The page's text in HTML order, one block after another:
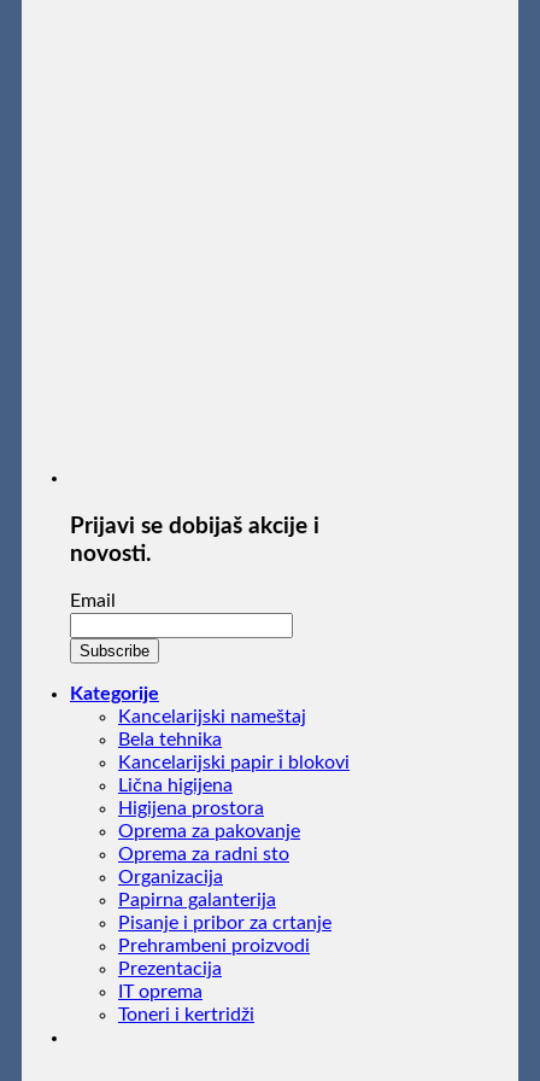
Prijavi se dobijaš akcije i
novosti.
Email
Kategorije
Kancelarijski nameštaj
Bela tehnika
Kancelarijski papir i blokovi
Lična higijena
Higijena prostora
Oprema za pakovanje
Oprema za radni sto
Organizacija
Papirna galanterija
Pisanje i pribor za crtanje
Prehrambeni proizvodi
Prezentacija
IT oprema
Toneri i kertridži